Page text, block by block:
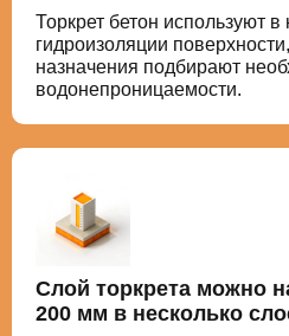
Торкрет бетон используют в
гидроизоляции
назначения подбирают
водонепроницаемости.
Слой торкрета можно
200 мм в несколько